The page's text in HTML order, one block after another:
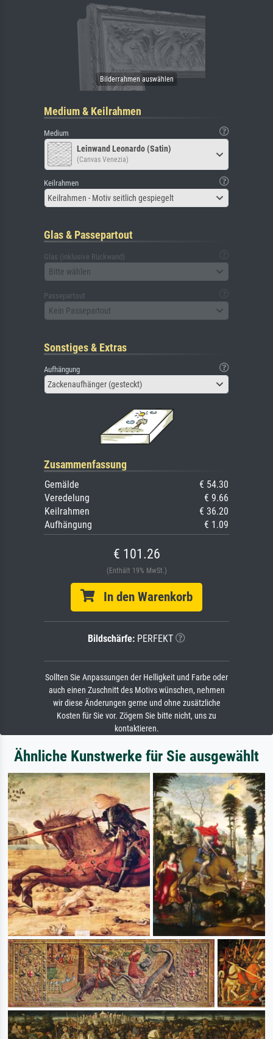
Medium & Keilrahmen
Medium
Leinwand Leonardo (Satin)
(Canvas Venezia)
Keilrahmen
Keilrahmen - Motiv seitlich gespiegelt
Glas & Passepartout
Glas (inklusive Rückwand)
Bitte wählen
Passepartout
Kein Passepartout
Sonstiges & Extras
Aufhängung
Zackenaufhänger (gesteckt)
Zusammenfassung
Gemälde
€ 54.30
Veredelung
€ 9.66
Keilrahmen
€ 36.20
Aufhängung
€ 1.09
€ 101.26
(Enthält 19% MwSt.)
In den Warenkorb
Bildschärfe: PERFEKT
Sollten Sie Anpassungen der Helligkeit und Farbe oder
auch einen Zuschnitt des Motivs wünschen, nehmen
wir diese Änderungen gerne und ohne zusätzliche
Kosten für Sie vor. Zögern Sie bitte nicht, uns zu
kontaktieren.
Ähnliche Kunstwerke für Sie ausgewählt